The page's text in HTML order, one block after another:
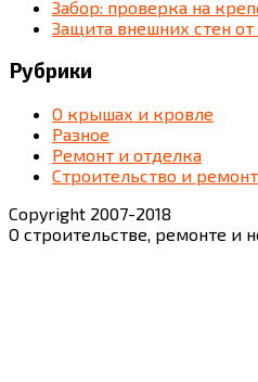
Забор: проверка на
Защита внешних стен
Рубрики
О крышах и кровле
Разное
Ремонт и отделка
Строительство и ремонт
Copyright 2007-2018
О строительстве, ремонте и